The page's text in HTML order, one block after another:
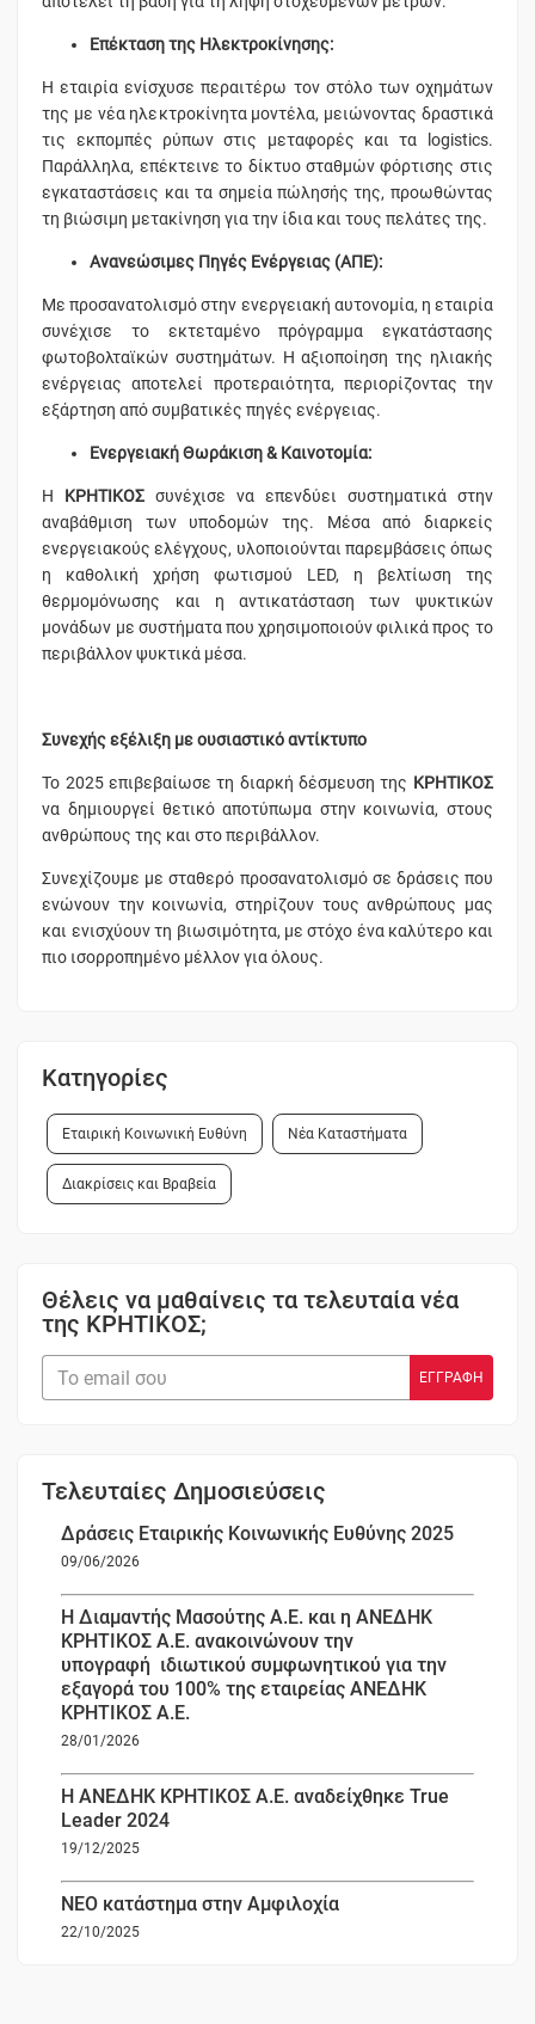
Επέκταση της Ηλεκτροκίνησης:
Η εταιρία ενίσχυσε περαιτέρω τον στόλο των οχημάτων
της με νέα ηλεκτροκίνητα μοντέλα, μειώνοντας δραστικά
τις εκπομπές ρύπων στις μεταφορές και τα logistics.
Παράλληλα, επέκτεινε το δίκτυο σταθμών φόρτισης στις
εγκαταστάσεις και τα σημεία πώλησής της, προωθώντας
τη βιώσιμη μετακίνηση για την ίδια και τους πελάτες της.
Ανανεώσιμες Πηγές Ενέργειας (ΑΠΕ):
Με προσανατολισμό στην ενεργειακή αυτονομία, η εταιρία
συνέχισε το εκτεταμένο πρόγραμμα εγκατάστασης
φωτοβολταϊκών συστημάτων. Η αξιοποίηση της ηλιακής
ενέργειας αποτελεί προτεραιότητα, περιορίζοντας την
εξάρτηση από συμβατικές πηγές ενέργειας.
Ενεργειακή Θωράκιση & Καινοτομία:
Η ΚΡΗΤΙΚΟΣ συνέχισε να επενδύει συστηματικά στην
αναβάθμιση των υποδομών της. Μέσα από διαρκείς
ενεργειακούς ελέγχους, υλοποιούνται παρεμβάσεις όπως
η καθολική χρήση φωτισμού LED, η βελτίωση της
θερμομόνωσης και η αντικατάσταση των ψυκτικών
μονάδων με συστήματα που χρησιμοποιούν φιλικά προς το
περιβάλλον ψυκτικά μέσα.
Συνεχής εξέλιξη με ουσιαστικό αντίκτυπο
Το 2025 επιβεβαίωσε τη διαρκή δέσμευση της ΚΡΗΤΙΚΟΣ
να δημιουργεί θετικό αποτύπωμα στην κοινωνία, στους
ανθρώπους της και στο περιβάλλον.
Συνεχίζουμε με σταθερό προσανατολισμό σε δράσεις που
ενώνουν την κοινωνία, στηρίζουν τους ανθρώπους μας
και ενισχύουν τη βιωσιμότητα, με στόχο ένα καλύτερο και
πιο ισορροπημένο μέλλον για όλους.
Κατηγορίες
Εταιρική Κοινωνική Ευθύνη Νέα Καταστήματα
Διακρίσεις και Βραβεία
Θέλεις να μαθαίνεις τα τελευταία νέα
της ΚΡΗΤΙΚΟΣ;
Τελευταίες Δημοσιεύσεις
Δράσεις Εταιρικής Κοινωνικής Ευθύνης 2025
09/06/2026
Η Διαμαντής Μασούτης Α.Ε. και η ΑΝΕΔΗΚ
ΚΡΗΤΙΚΟΣ Α.Ε. ανακοινώνουν την
υπογραφή ιδιωτικού συμφωνητικού για την
εξαγορά του 100% της εταιρείας ΑΝΕΔΗΚ
ΚΡΗΤΙΚΟΣ Α.Ε.
28/01/2026
Η ΑΝΕΔΗΚ ΚΡΗΤΙΚΟΣ Α.Ε. αναδείχθηκε True
Leader 2024
19/12/2025
ΝΕΟ κατάστημα στην Αμφιλοχία
22/10/2025